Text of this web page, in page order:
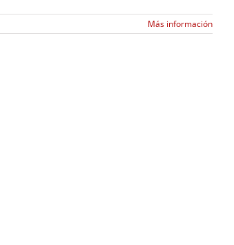
Más información